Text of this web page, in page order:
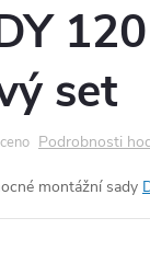
set
Podrobnosti
montážní sady